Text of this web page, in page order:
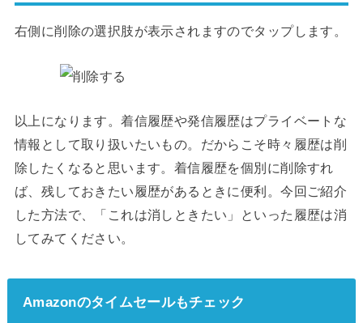
右側に削除の選択肢が表示されますのでタップします。
以上になります。着信履歴や発信履歴はプライベートな
情報として取り扱いたいもの。だからこそ時々履歴は削
除したくなると思います。着信履歴を個別に削除すれ
ば、残しておきたい履歴があるときに便利。今回ご紹介
した方法で、「これは消しときたい」といった履歴は消
してみてください。
Amazonのタイムセールもチェック